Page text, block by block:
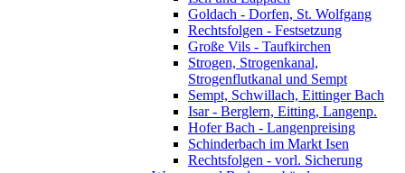
Goldach - Dorfen, St. Wolfgang
Rechtsfolgen - Festsetzung
Große Vils - Taufkirchen
Strogen, Strogenkanal,
Strogenflutkanal und Sempt
Sempt, Schwillach, Eittinger Bach
Isar - Berglern, Eitting, Langenp.
Hofer Bach - Langenpreising
Schinderbach im Markt Isen
Rechtsfolgen - vorl. Sicherung